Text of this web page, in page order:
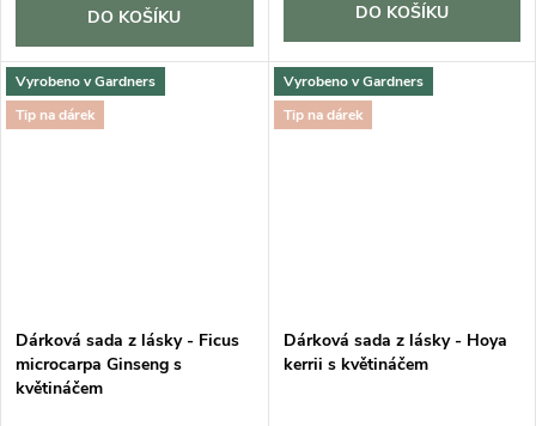
DO KOŠÍKU DO KOŠÍKU
Vyrobeno v Gardners
Tip na dárek
Dárková sada z lásky - Ficus
microcarpa Ginseng s
květináčem
Vyrobeno v Gardners
Tip na dárek
Dárková sada z lásky - Hoya
kerrii s květináčem